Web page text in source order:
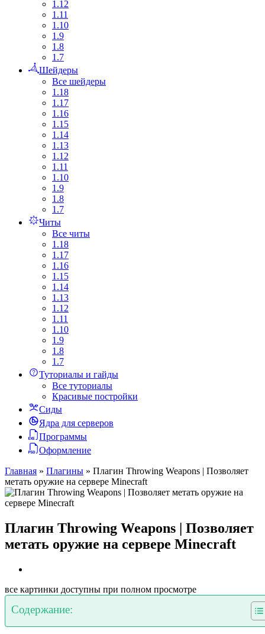
1.12
1.11
1.10
1.9
1.8
1.7
Шейдеры
Все шейдеры
1.18
1.17
1.16
1.15
1.14
1.13
1.12
1.11
1.10
1.9
1.8
1.7
Читы
Все читы
1.18
1.17
1.16
1.15
1.14
1.13
1.12
1.11
1.10
1.9
1.8
1.7
Туториалы и гайды
Все туториалы
Красивые постройки
Сиды
Ядра для серверов
Программы
Оформление
Главная » Плагины » Плагин Throwing Weapons | Позволяет
метать оружие на сервере Minecraft
Плагин Throwing Weapons | Позволяет
метать оружие на сервере Minecraft
все картинки доступны при полном просмотре
Содержание: